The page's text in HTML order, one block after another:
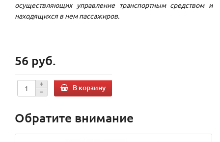
осуществляющих управление транспортным средством и
находящихся в нем пассажиров.
56 руб.
В корзину
Обратите внимание